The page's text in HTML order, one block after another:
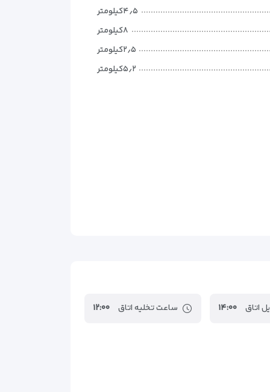
۴٫۵کیلومتر
۸کیلومتر
۲٫۵کیلومتر
۵٫۲کیلومتر
اتاق ۱۴:۰۰ ساعت تخلیه اتاق ۱۲:۰۰